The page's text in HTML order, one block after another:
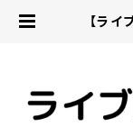
【ラ